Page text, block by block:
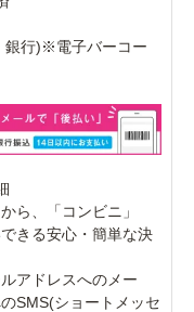
銀行)※電子バーコー
ら、「コンビニ」
きる安心・簡単な決
アドレスへのメー
SMS(ショートメッセ